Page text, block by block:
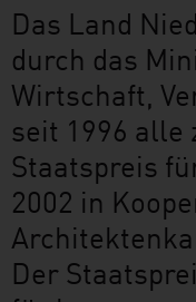
Das Land
durch das
Wirtschaft,
seit 1996 alle
Staatspreis
2002 in
Der